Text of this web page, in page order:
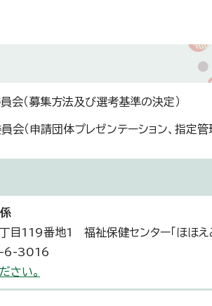
（募集方法及び選考基準の決定）
申請団体プレゼンテーション、指定管
119番地1 福祉保健センター「ほほえ
6-3016
さい。